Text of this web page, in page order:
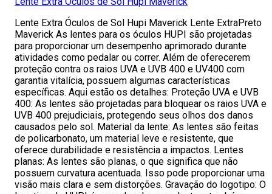
Lente Extra Óculos de Sol Hupi Maverick Lente ExtraPreto
Maverick As lentes para os óculos HUPI são projetadas
para proporcionar um desempenho aprimorado durante
atividades como pedalar ou correr. Além de oferecerem
proteção contra os raios UVA e UVB 400 e UV400 com
garantia vitalícia, possuem algumas características
específicas. Aqui estão os detalhes: Proteção UVA e UVB
400: As lentes são projetadas para bloquear os raios UVA e
UVB 400 prejudiciais, protegendo seus olhos dos danos
causados pelo sol. Material da lente: As lentes são feitas
de policarbonato, um material leve e resistente, que
oferece durabilidade e resistência a impactos. Lentes
planas: As lentes são planas, o que significa que não
possuem curvatura acentuada. Isso pode proporcionar uma
visão mais clara e sem distorções. Gravação do logotipo: O